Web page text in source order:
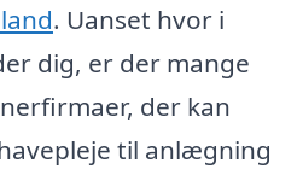
. Uanset hvor i
dig, er der mange
der kan
til anlægning